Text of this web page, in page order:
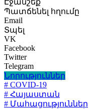
Էջանշեք
Պատճենել հղումը
Email
Տպել
VK
Facebook
Twitter
Telegram
Նորություններ
# COVID-19
# Հայաստան
# Մահացություններ